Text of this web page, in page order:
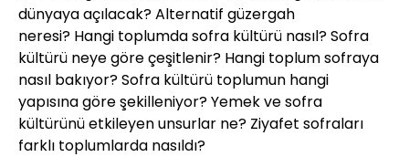
dünyaya açılacak? Alternatif güzergah
neresi? Hangi toplumda sofra kültürü nasıl? Sofra
kültürü neye göre çeşitlenir? Hangi toplum sofraya
nasıl bakıyor? Sofra kültürü toplumun hangi
yapısına göre şekilleniyor? Yemek ve sofra
kültürünü etkileyen unsurlar ne? Ziyafet sofraları
farklı toplumlarda nasıldı?